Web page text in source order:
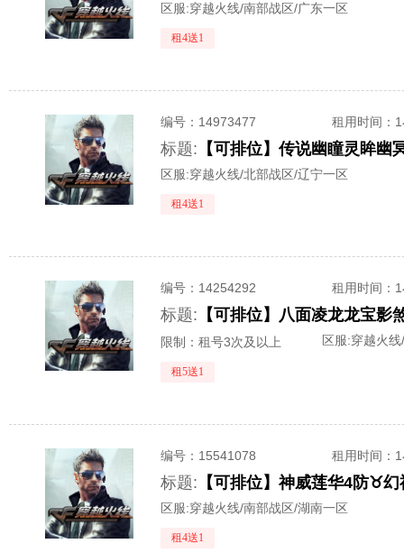
区服:穿越火线/南部战区/广东一区
租4送1
编号： 14973477 租用时间 ：
标题:
区服:穿越火线/北部战区/辽宁一区
租4送1
编号： 14254292 租用时间 ：
标题:
限制：租号3次及以上 区服:穿越火
租5送1
编号： 15541078 租用时间 ：
标题:
区服:穿越火线/南部战区/湖南一区
租4送1